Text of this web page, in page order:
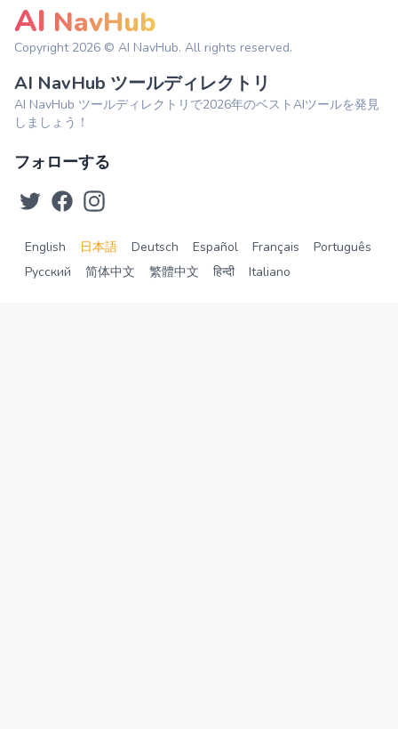
AI NavHub
Copyright 2026 © AI NavHub. All rights reserved.
AI NavHub ツールディレクトリ
AI NavHub ツールディレクトリで2026年のベストAIツールを発見
しましょう！
フォローする
English 日本語 Deutsch Español Français
Português
Русский
简体中文 繁體中文 हिन्दी Italiano